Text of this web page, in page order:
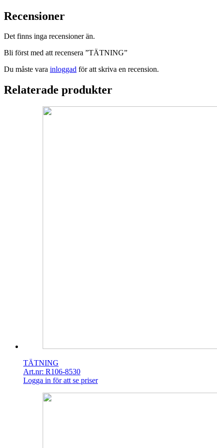
Recensioner
Det finns inga recensioner än.
Bli först med att recensera ”TÄTNING”
Du måste vara inloggad för att skriva en recension.
Relaterade produkter
TÄTNING
Art.nr: R106-8530
Logga in för att se priser